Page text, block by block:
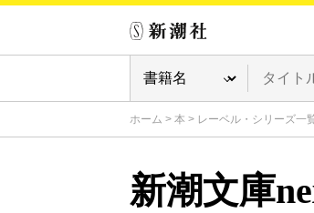
ホーム > 本 > レーベル・シリーズ一
新潮文庫